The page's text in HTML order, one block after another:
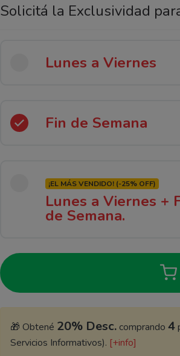
Solicitá la Exclusividad
Lunes a Viernes
Fin de Semana
¡EL MÁS VENDIDO! (-25% OFF)
Lunes a Viernes +
de Semana.
🎁 Obtené 20% Desc.comprando 4
Servicios Informativos). [+info]